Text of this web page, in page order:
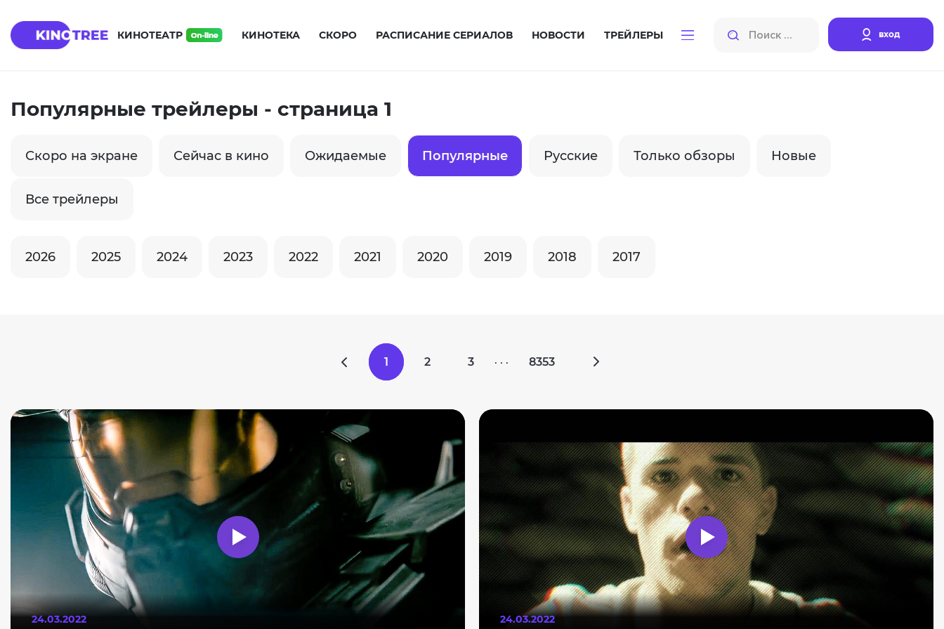
КИНОТЕАТР КИНОТЕКА СКОРО РАСПИСАНИЕ СЕРИАЛОВ НОВОСТИ ТРЕЙЛЕРЫ вход
Популярные трейлеры - страница 1
Скоро на экране Сейчас в кино Ожидаемые Популярные Русские Только обзоры Новые
Все трейлеры
2026 2025 2024 2023 2022 2021 2020 2019 2018 2017
1 2 3 · · · 8353
24.03.2022 24.03.2022